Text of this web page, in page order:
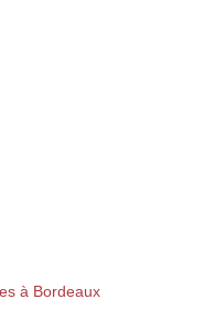
à Bordeaux